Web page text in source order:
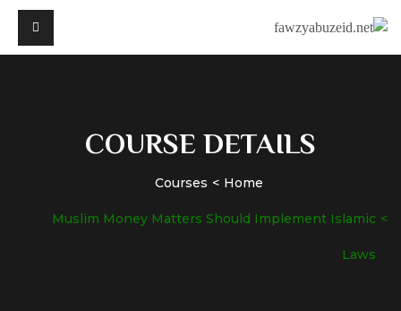
COURSE DETAILS
Home
Courses
Muslim Money Matters Should Implement Islamic
Laws